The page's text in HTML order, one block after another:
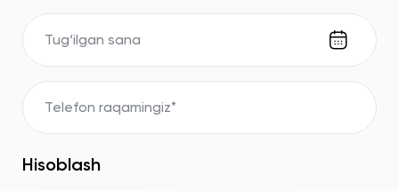
Hisoblash